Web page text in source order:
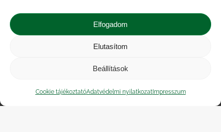
Elfogadom
Elutasítom
Beállítások
Cookie tájékoztatóAdatvédelmi nyilatkozatImpresszum
zöldség árak
átlagárértékesítési ár
Közérdekű adatok
| Adatvédelmi nyilatkozat
|